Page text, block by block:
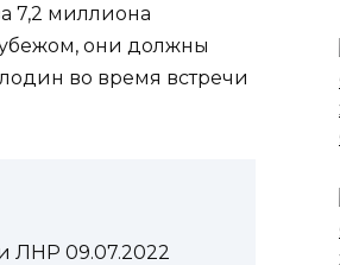
7,2 миллиона
они должны
во время встречи
ЛНР 09.07.2022